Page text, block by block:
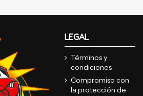
LEGAL
Términos y
condiciones
Compromiso con
la protección de